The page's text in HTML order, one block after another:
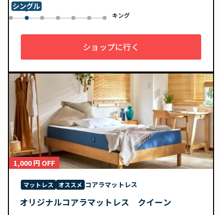
0 1
シングル
2 3 4 5 キング
6
ショップに行く
1,000 円 OFF
マットレス オススメ コアラマットレス
オリジナルコアラマットレス クイーン